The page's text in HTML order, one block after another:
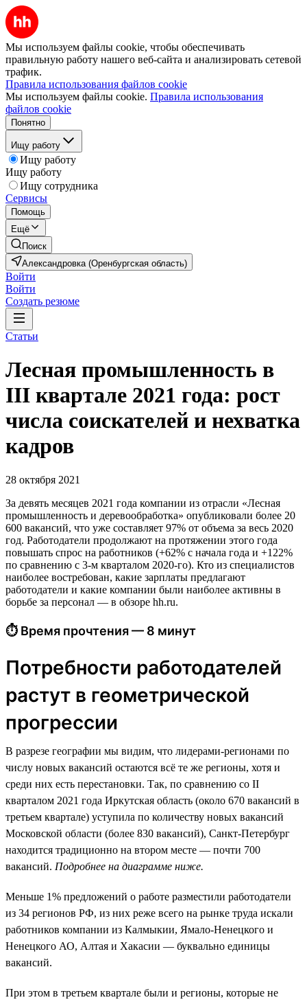
Мы используем файлы cookie, чтобы обеспечивать
правильную работу нашего веб-сайта и анализировать сетевой
трафик.
Правила использования файлов cookie
Мы используем файлы cookie. Правила использования
файлов cookie
Понятно
Ищу работу
Ищу работу
Ищу работу
Ищу сотрудника
Сервисы
Помощь
Ещё
Поиск
Александровка (Оренбургская область)
Войти
Войти
Создать резюме
Статьи
Лесная промышленность в
III квартале 2021 года: рост
числа соискателей и нехватка
кадров
28 октября 2021
За девять месяцев 2021 года компании из отрасли «Лесная
промышленность и деревообработка» опубликовали более 20
600 вакансий, что уже составляет 97% от объема за весь 2020
год. Работодатели продолжают на протяжении этого года
повышать спрос на работников (+62% с начала года и +122%
по сравнению с 3-м кварталом 2020-го). Кто из специалистов
наиболее востребован, какие зарплаты предлагают
работодатели и какие компании были наиболее активны в
борьбе за персонал — в обзоре hh.ru.
⏱ Время прочтения — 8 минут
Потребности работодателей
растут в геометрической
прогрессии
В разрезе географии мы видим, что лидерами-регионами по
числу новых вакансий остаются всё те же регионы, хотя и
среди них есть перестановки. Так, по сравнению со II
кварталом 2021 года Иркутская область (около 670 вакансий в
третьем квартале) уступила по количеству новых вакансий
Московской области (более 830 вакансий), Санкт-Петербург
находится традиционно на втором месте — почти 700
вакансий. Подробнее на диаграмме ниже.
Меньше 1% предложений о работе разместили работодатели
из 34 регионов РФ, из них реже всего на рынке труда искали
работников компании из Калмыкии, Ямало-Ненецкого и
Ненецкого АО, Алтая и Хакасии — буквально единицы
вакансий.
При этом в третьем квартале были и регионы, которые не